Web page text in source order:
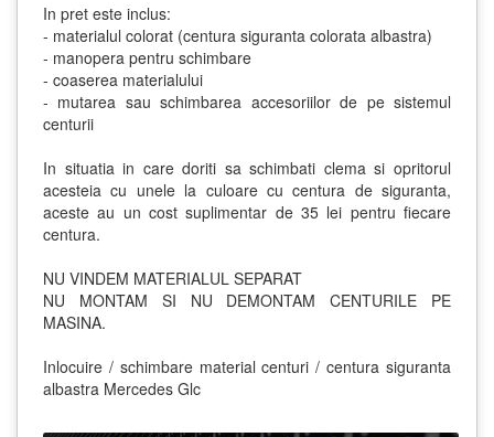
In pret este inclus:
- materialul colorat (centura siguranta colorata albastra)
- manopera pentru schimbare
- coaserea materialului
- mutarea sau schimbarea accesoriilor de pe sistemul
centurii
In situatia in care doriti sa schimbati clema si opritorul
acesteia cu unele la culoare cu centura de siguranta,
aceste au un cost suplimentar de 35 lei pentru fiecare
centura.
NU VINDEM MATERIALUL SEPARAT
NU MONTAM SI NU DEMONTAM CENTURILE PE
MASINA.
Inlocuire / schimbare material centuri / centura siguranta
albastra Mercedes Glc